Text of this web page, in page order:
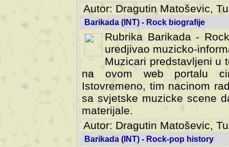
Autor: Dragutin Matoševic,
Barikada (INT) - Rock biografije
Rubrika Barikada -
uredjivao muzicko-
Muzicari predstavljeni u
na ovom web portalu
Istovremeno, tim nacinom
sa svjetske muzicke scene
materijale.
Autor: Dragutin Matoševic,
Barikada (INT) - Rock-pop history